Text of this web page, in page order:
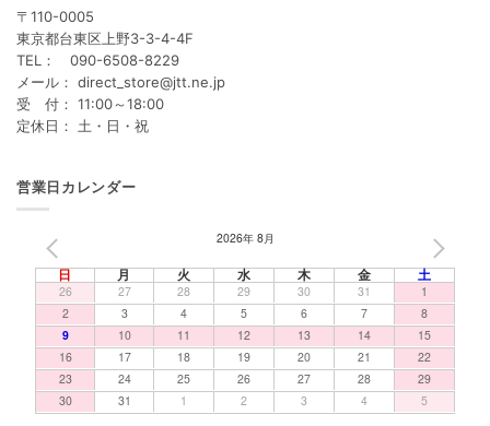
〒110-0005
東京都台東区上野3-3-4-4F
TEL： 090-6508-8229
メール： direct_store@jtt.ne.jp
受 付： 11:00～18:00
定休日： 土・日・祝
営業日カレンダー
2026年 8月
日 月 火 水 木 金 土
26 27 28 29 30 31
1
2
3 4 5 6 7
8
9
10 11 12 13 14
15
16
17 18 19 20 21
22
23
24 25 26 27 28
29
30
31 1 2 3 4 5